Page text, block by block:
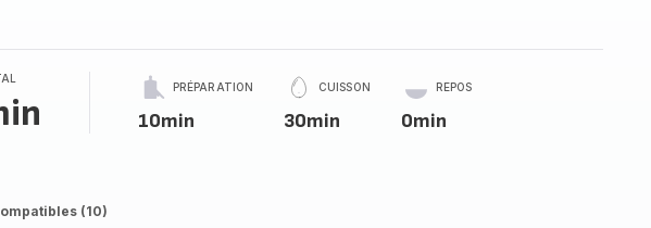
PRÉPARATION
10min
CUISSON
30min
REPOS
0min
(10)